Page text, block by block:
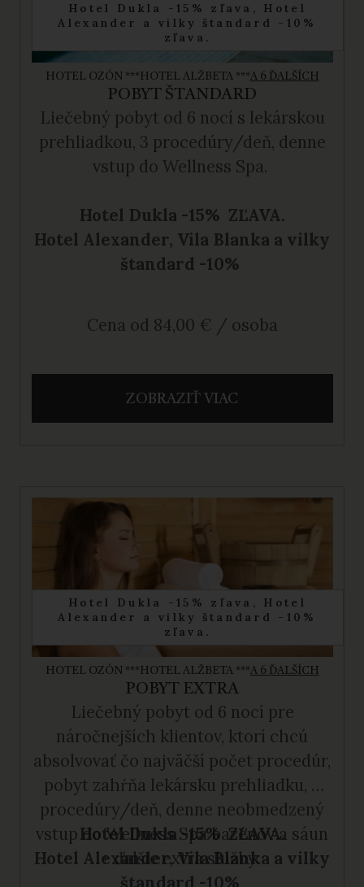
Hotel Dukla -15% zľava, Hotel
Alexander a vilky štandard -10%
zľava.
HOTEL OZÓN ***HOTEL ALŽBETA ***A 6 ĎALŠÍCH
POBYT ŠTANDARD
Liečebný pobyt od 6 nocí s lekárskou
prehliadkou, 3 procedúry/deň, denne
vstup do Wellness Spa.
Hotel Dukla -15% ZĽAVA.
Hotel Alexander, Vila Blanka a vilky
štandard -10%
Cena od 84,00 € / osoba
ZOBRAZIŤ VIAC
Hotel Dukla -15% zľava, Hotel
Alexander a vilky štandard -10%
zľava.
HOTEL OZÓN ***HOTEL ALŽBETA ***A 6 ĎALŠÍCH
POBYT EXTRA
Liečebný pobyt od 6 nocí pre
náročnejších klientov, ktorí chcú
absolvovať čo najväčší počet procedúr,
pobyt zahŕňa lekársku prehliadku, 4
procedúry/deň, denne neobmedzený
vstup do Wellness Spa bazénov a sáun
+ ďalšie extra služby.
Hotel Dukla -15% ZĽAVA.
Hotel Alexander, Vila Blanka a vilky
štandard -10%